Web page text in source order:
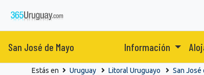
San José de Mayo Información
Estás en Uruguay Litoral Uruguayo San José